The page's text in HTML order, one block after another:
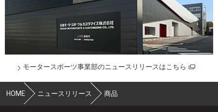
モータースポーツ事業部のニュースリリースはこちら
HOME ニュースリリース 商品